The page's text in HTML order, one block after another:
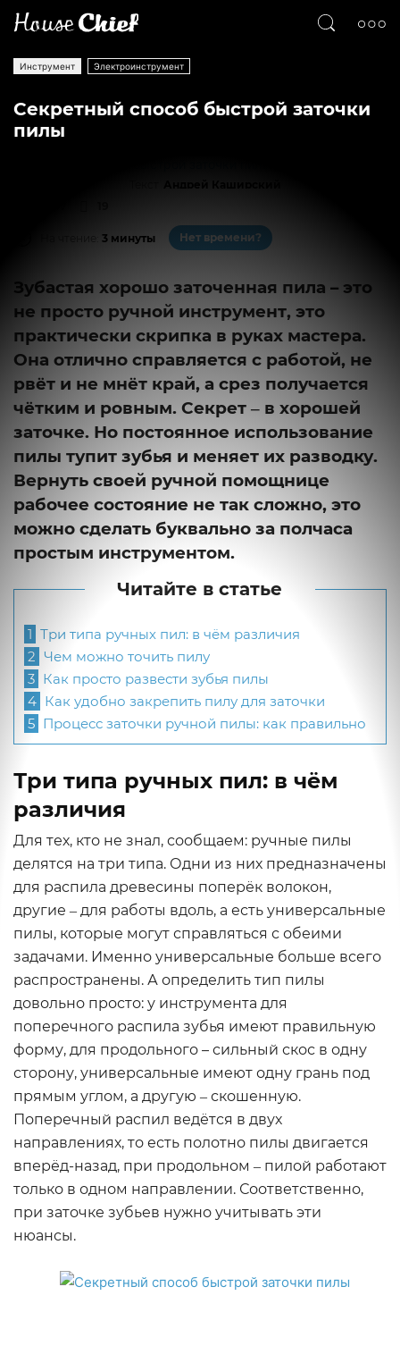
Инструмент Электроинструмент
Секретный способ быстрой заточки
пилы
3 минуты Нет времени?
Зубастая хорошо заточенная пила – это
не просто ручной инструмент, это
практически скрипка в руках мастера.
Она отлично справляется с работой, не
рвёт и не мнёт край, а срез получается
чётким и ровным. Секрет ‒ в хорошей
заточке. Но постоянное использование
пилы тупит зубья и меняет их разводку.
Вернуть своей ручной помощнице
рабочее состояние не так сложно, это
можно сделать буквально за полчаса
простым инструментом.
Читайте в статье
1 Три типа ручных пил: в чём различия
2 Чем можно точить пилу
3 Как просто развести зубья пилы
4 Как удобно закрепить пилу для заточки
5 Процесс заточки ручной пилы: как правильно
Три типа ручных пил: в чём
различия
Для тех, кто не знал, сообщаем: ручные пилы
делятся на три типа. Одни из них предназначены
для распила древесины поперёк волокон,
другие ‒ для работы вдоль, а есть универсальные
пилы, которые могут справляться с обеими
задачами. Именно универсальные больше всего
распространены. А определить тип пилы
довольно просто: у инструмента для
поперечного распила зубья имеют правильную
форму, для продольного – сильный скос в одну
сторону, универсальные имеют одну грань под
прямым углом, а другую ‒ скошенную.
Поперечный распил ведётся в двух
направлениях, то есть полотно пилы двигается
вперёд-назад, при продольном ‒ пилой работают
только в одном направлении. Соответственно,
при заточке зубьев нужно учитывать эти
нюансы.